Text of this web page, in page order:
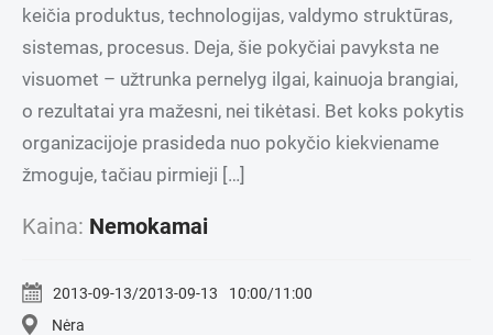
keičia produktus, technologijas, valdymo struktūras,
sistemas, procesus. Deja, šie pokyčiai pavyksta ne
visuomet – užtrunka pernelyg ilgai, kainuoja brangiai,
o rezultatai yra mažesni, nei tikėtasi. Bet koks pokytis
organizacijoje prasideda nuo pokyčio kiekviename
žmoguje, tačiau pirmieji […]
Kaina: Nemokamai
2013-09-13/2013-09-13
10:00/11:00
Nėra